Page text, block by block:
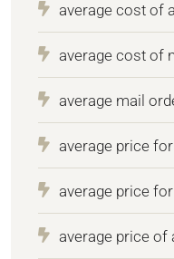
average cost of
average cost of
average mail
average price
average price
average price of